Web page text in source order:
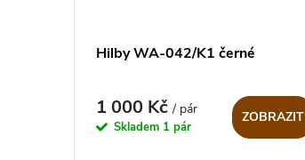
Hilby WA-042/K1 černé
1 000 Kč/ pár
Skladem 1 pár
ZOBRAZIT